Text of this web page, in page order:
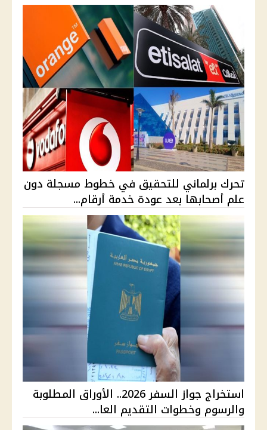
تحرك برلماني للتحقيق في خطوط مسجلة دون
علم أصحابها بعد عودة خدمة أرقام...
استخراج جواز السفر 2026.. الأوراق المطلوبة
والرسوم وخطوات التقديم العا...